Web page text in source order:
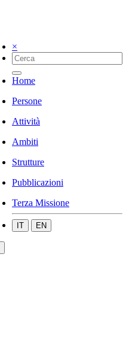
×
Home
Persone
Attività
Ambiti
Strutture
Pubblicazioni
Terza Missione
IT EN